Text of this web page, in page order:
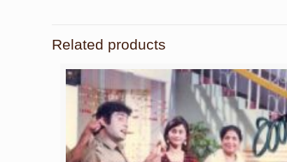
Related products